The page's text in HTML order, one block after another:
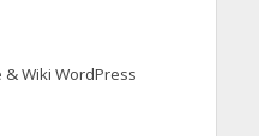
Wiki WordPress